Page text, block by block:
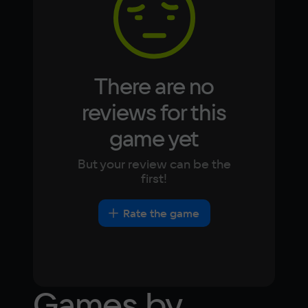
Ultra settings
Play in the cloud
Japanese
There are no
reviews for this
game yet
But your review can be the
first!
Rate the game